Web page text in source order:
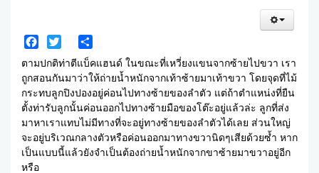
Twitter Share
ตามปกติท่าตีแบ็คแฮนด์ ในขณะที่เหวี่ยงแขนจากซ้ายไปขวา เรา
ถูกสอนกันมาว่าให้ถ่ายน้ำหนักจากเท้าซ้ายมาเท้าขวา โดยจุดที่ไม้
กระทบลูกปิงปองอยู่ค่อนไปทางซ้ายของลำตัว แต่ถ้าตำแหน่งที่ยืน
ตั้งท่ารับลูกนั้นค่อนออกไปทางซ้ายมือของโต๊ะอยู่แล้วล่ะ ลูกที่ส่ง
มาหาเราแทบไม่มีทางที่จะอยู่ทางซ้ายของลำตัวได้เลย ส่วนใหญ่
จะอยู่บริเวณกลางตัวหรือค่อนออกมาทางขวานิดๆเสียด้วยซ้ำ หาก
เป็นแบบนี้แล้วยังจำเป็นต้องถ่ายน้ำหนักจากขาซ้ายมาขวาอยู่อีก
หรือ